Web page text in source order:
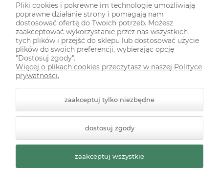
ODWIEDŹ NAS NA
Styl graficzny ShopGadget.pl
Sklep internetowy Shoper
Premium
Pliki cookies i pokrewne im technologie umożliwiają
poprawne działanie strony i pomagają nam
dostosować ofertę do Twoich potrzeb. Możesz
zaakceptować wykorzystanie przez nas wszystkich
tych plików i przejść do sklepu lub dostosować użycie
plików do swoich preferencji, wybierając opcję
"Dostosuj zgody".
Więcej o plikach cookies przeczytasz w naszej Polityce
prywatności.
zaakceptuj tylko niezbędne
dostosuj zgody
zaakceptuj wszystkie